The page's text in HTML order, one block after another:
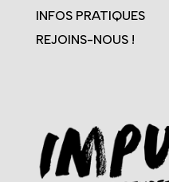
INFOS PRATIQUES
REJOINS-NOUS !